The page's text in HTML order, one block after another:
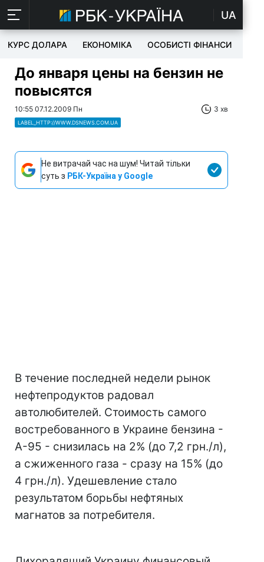
UA
КУРС ДОЛАРА ЕКОНОМІКА ОСОБИСТІ ФІНАНСИ
До января цены на бензин не
повысятся
10:55 07.12.2009 Пн 3 хв
LABEL_HTTP://WWW.DSNEWS.COM.UA
Не витрачай час на шум! Читай тільки
суть з РБК-Україна у Google
В течение последней недели рынок
нефтепродуктов радовал
автолюбителей. Стоимость самого
востребованного в Украине бензина -
А-95 - снизилась на 2% (до 7,2 грн./л),
а сжиженного газа - сразу на 15% (до
4 грн./л). Удешевление стало
результатом борьбы нефтяных
магнатов за потребителя.